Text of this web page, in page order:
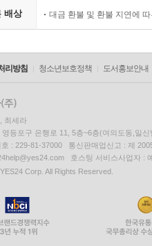
배상 대금 환불 및 환불 지연에
리방침 청소년보호정책 도서홍보안내
최세라
영등포구 은행로 11, 5층~6층(여의도동,일신
호 : 229-81-37000 통신판매업신고 : 제
호스팅 서비스사업자 :
Corp. All Rights Reserved.